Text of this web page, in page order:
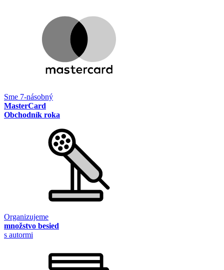
Sme 7-násobný
MasterCard
Obchodník roka
Organizujeme
množstvo besied
s autormi